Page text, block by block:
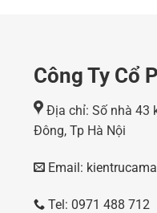
Công Ty Cổ
Địa chỉ: Số nhà 43
Đông, Tp Hà Nội
Email:
Tel: 0971 488 712